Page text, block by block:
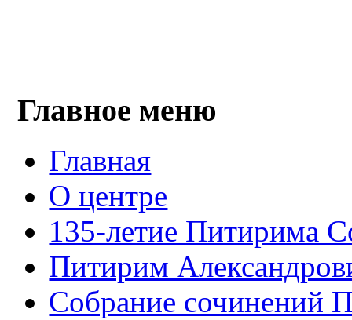
Главное меню
Главная
О центре
135-летие Питирима
Питирим
Собрание сочинений